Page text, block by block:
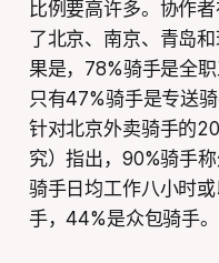
比例要高许多。协作
了北京、南京、青岛
果是，78%骑手是全
只有47%骑手是专送
针对北京外卖骑手的
究）指出，90%骑手
骑手日均工作八小时
手，44%是众包骑手。